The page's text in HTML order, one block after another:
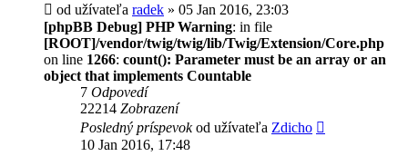
od užívateľa radek » 05 Jan 2016, 23:03
[phpBB Debug] PHP Warning: in file
[ROOT]/vendor/twig/twig/lib/Twig/Extension/Core.php
on line 1266: count(): Parameter must be an array or an
object that implements Countable
7 Odpovedí
22214 Zobrazení
Posledný príspevokod užívateľa Zdicho
10 Jan 2016, 17:48